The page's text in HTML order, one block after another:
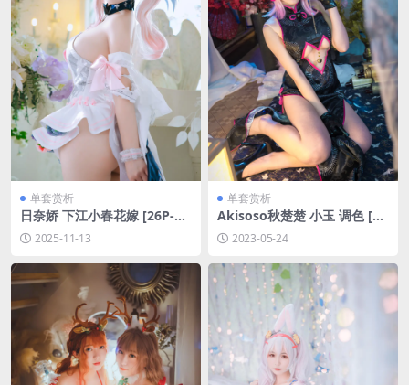
单套赏析
日奈娇 下江小春花嫁 [26P-16
9MB]2025-11-13
单套赏析
Akisoso秋楚楚 小玉 调色 [44
P-848MB]
2023-05-24